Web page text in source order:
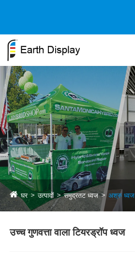
घर उत्पादों समुद्रतट ध्वज अश्रु ध्वज
उच्च गुणवत्ता वाला टियरड्रॉप ध्वज